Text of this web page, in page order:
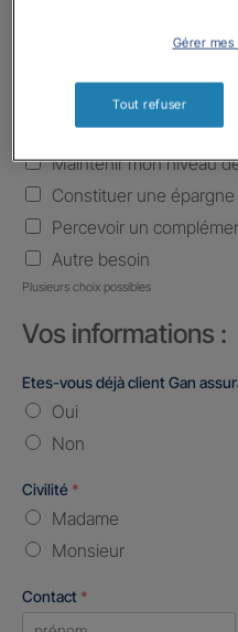
Autre
Quels sont vos besoins ?*
Maintenir mon niveau
Constituer une épargne
Percevoir un
Autre besoin
Plusieurs choix possibles
Vos informations :
Etes-vous déjà client Gan
Oui
Non
Civilité *
Madame
Monsieur
Contact *
Gérer
Tout refuser